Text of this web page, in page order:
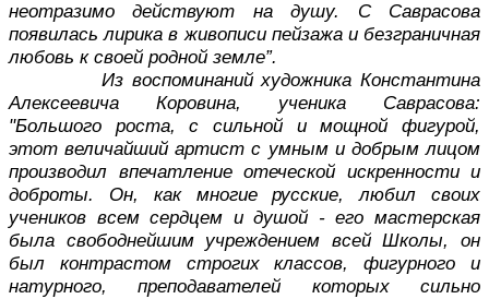
неотразимо действуют на душу. С Саврасова
появилась лирика в живописи пейзажа и безграничная
любовь к своей родной земле”.
Из воспоминаний художника Константина
Алексеевича Коровина, ученика Саврасова:
"Большого роста, с сильной и мощной фигурой,
этот величайший артист с умным и добрым лицом
производил впечатление отеческой искренности и
доброты. Он, как многие русские, любил своих
учеников всем сердцем и душой - его мастерская
была свободнейшим учреждением всей Школы, он
был контрастом строгих классов, фигурного и
натурного, преподавателей которых сильно